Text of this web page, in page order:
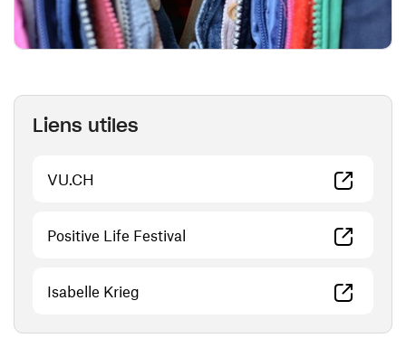
Liens utiles
VU.CH
Positive Life Festival (ouvre une nouvelle fenêtre)
Isabelle Krieg